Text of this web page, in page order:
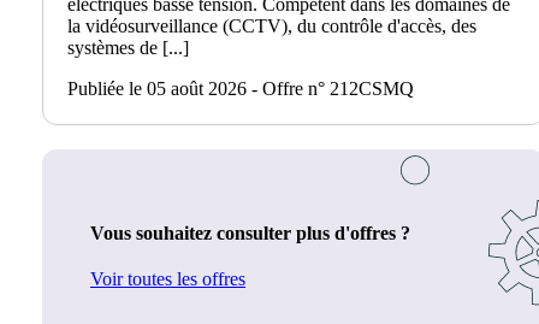
la vidéosurveillance (CCTV), du contrôle d'accès, des
systèmes de [...]
Publiée le 05 août 2026 - Offre n° 212CSMQ
Vous souhaitez consulter plus d'offres ?
Voir toutes les offres